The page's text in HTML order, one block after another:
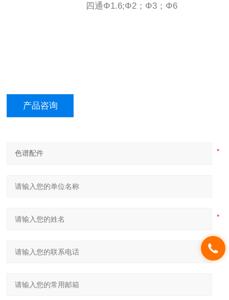
四通Φ1.6;Φ2；Φ3；Φ6
产品咨询